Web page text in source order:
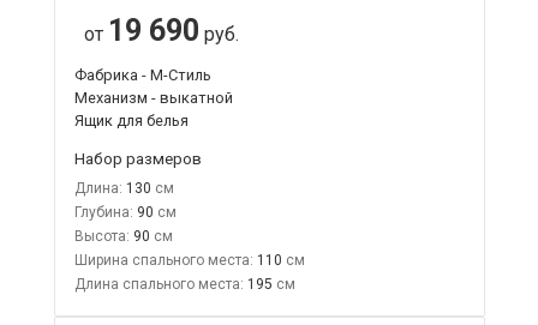
от 19 690 руб.
Фабрика - М-Стиль
Механизм - выкатной
Ящик для белья
Набор размеров
Длина: 130
Глубина: 90
Высота: 90
Ширина спального места: 110
Длина спального места: 195